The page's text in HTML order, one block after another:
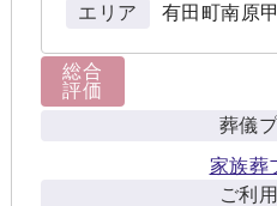
エリア
有田町南原甲
総合
評価
葬儀
家族葬
ご利